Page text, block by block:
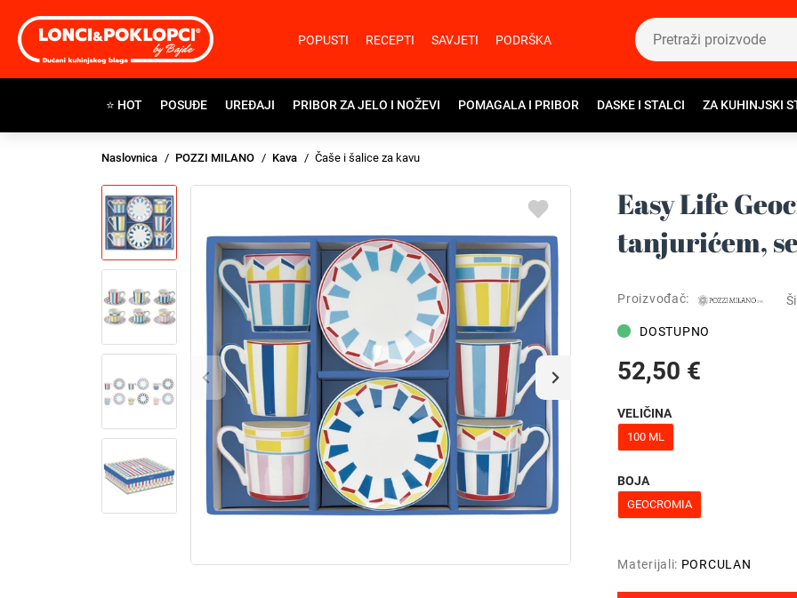
POPUSTI RECEPTI SAVJETI PODRŠKA
⭐ HOT POSUĐE UREĐAJI PRIBOR ZA JELO I NOŽEVI POMAGALA I PRIBOR DASKE I STALCI ZA KUHINJSKI
Naslovnica POZZI MILANO Kava Čaše i šalice za kavu
Easy Life
tanjurićem,
Proizvođač:
DOSTUPNO
52,50 €
VELIČINA
100 ML
BOJA
GEOCROMIA
Materijali: PORCULAN